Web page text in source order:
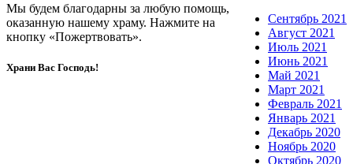
Сентябрь 2021
Август 2021
Июль 2021
Июнь 2021
Май 2021
Март 2021
Февраль 2021
Январь 2021
Декабрь 2020
Ноябрь 2020
Октябрь 2020
Мы будем благодарны за любую помощь,
оказанную нашему храму. Нажмите на
кнопку «Пожертвовать».
Храни Вас Господь!